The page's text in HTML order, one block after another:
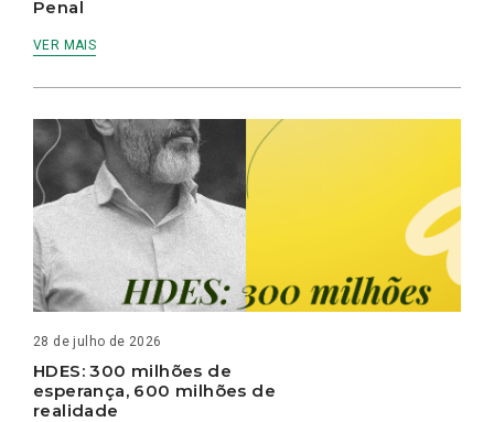
Penal
VER MAIS
28 de julho de 2026
HDES: 300 milhões de
esperança, 600 milhões de
realidade